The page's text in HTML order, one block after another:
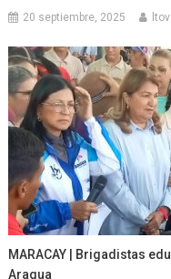
20 septiembre, 2025
MARACAY | Brigadistas
Aragua